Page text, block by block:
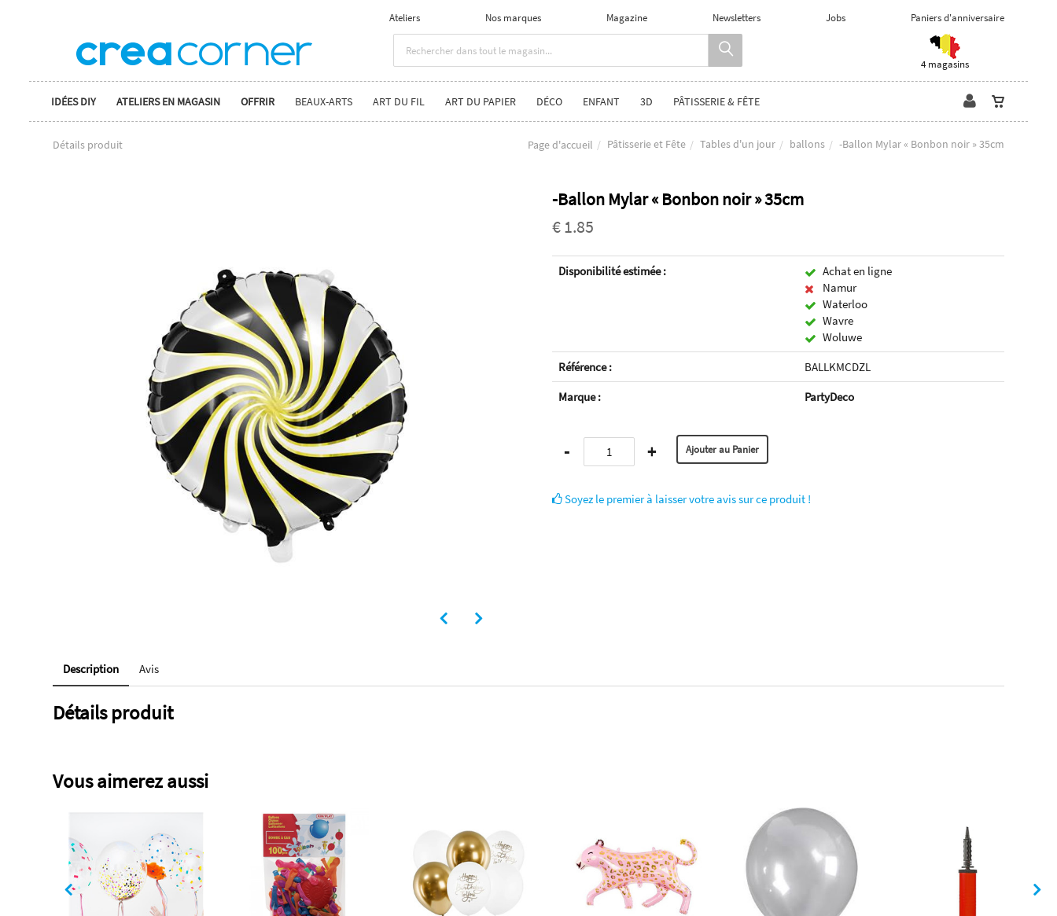
Ateliers Nos marques Magazine Newsletters Jobs Paniers d'anniversaire
4 magasins
IDÉES DIY ATELIERS EN MAGASIN OFFRIR BEAUX-ARTS ART DU FIL ART DU PAPIER DÉCO ENFANT 3D PÂTISSERIE & FÊTE
Détails produit Page d'accueil Pâtisserie et Fête Tables d'un jour ballons -Ballon Mylar « Bonbon noir » 35cm
-Ballon Mylar « Bonbon noir » 35cm
€ 1.85
Disponibilité estimée :
Achat en ligne
Namur
Waterloo
Wavre
Woluwe
Référence :
BALLKMCDZL
Marque :
PartyDeco
- +
Soyez le premier à laisser votre avis sur ce produit !
Description Avis
Détails produit
Vous aimerez aussi